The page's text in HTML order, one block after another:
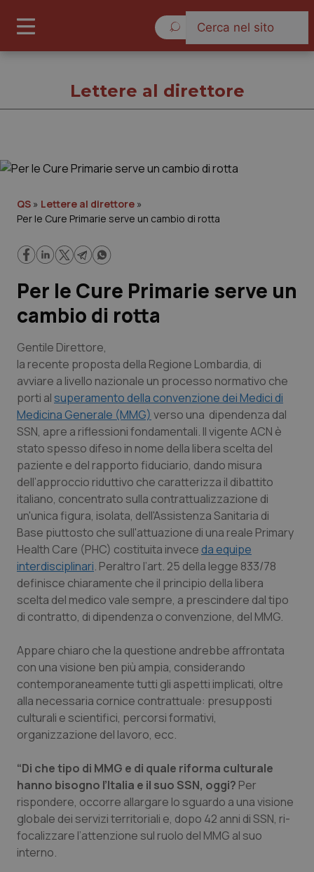
Cronache
Lavoro e Professioni
Scienza e Farmaci
Studi e Analisi
Lettere al direttore
Edizioni Regionali
QS Pro
Professionisti Sanitari.AI
Abruzzo
Basilicata
Campania
Emilia-Romagna
Lazio
Liguria
Lombardia
QS Pro Gold
Artrite & artrosi
Car-T
Colesterolo & coronaropatie
Diabete & glucometri
Disturbi dell’umore
Dolore
QS Club Newsletter
Lettere al direttore
QS » Lettere al direttore »
Per le Cure Primarie serve un cambio di rotta
Per le Cure Primarie serve un
cambio di rotta
Gentile Direttore,
la recente proposta della Regione Lombardia, di
avviare a livello nazionale un processo normativo che
porti alsuperamento della convenzione dei Medici di
Medicina Generale (MMG) verso una dipendenza dal
SSN, apre a riflessioni fondamentali. Il vigente ACN è
stato spesso difeso in nome della libera scelta del
paziente e del rapporto fiduciario, dando misura
dell’approccio riduttivo che caratterizza il dibattito
italiano, concentrato sulla contrattualizzazione di
un'unica figura, isolata, dell'Assistenza Sanitaria di
Base piuttosto che sull'attuazione di una reale Primary
Health Care (PHC) costituita invece da equipe
interdisciplinari. Peraltro l’art. 25 della legge 833/78
definisce chiaramente che il principio della libera
scelta del medico vale sempre, a prescindere dal tipo
di contratto, di dipendenza o convenzione, del MMG.
Appare chiaro che la questione andrebbe affrontata
con una visione ben più ampia, considerando
contemporaneamente tutti gli aspetti implicati, oltre
alla necessaria cornice contrattuale: presupposti
culturali e scientifici, percorsi formativi,
organizzazione del lavoro, ecc.
“Di che tipo di MMG e di quale riforma culturale
hanno bisogno l’Italia e il suo SSN, oggi? Per
rispondere, occorre allargare lo sguardo a una visione
globale dei servizi territoriali e, dopo 42 anni di SSN, ri-
focalizzare l’attenzione sul ruolo del MMG al suo
interno.